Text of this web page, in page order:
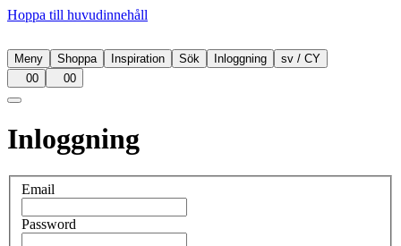
Hoppa till huvudinnehåll
Meny Shoppa Inspiration Sök Inloggning sv / CY
00
00
Inloggning
Email
Password